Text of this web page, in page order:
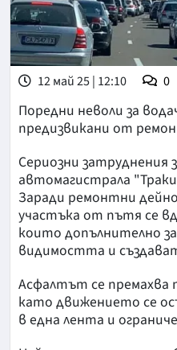
12 май 25 | 12:10 0
Поредни неволи за
предизвикани от
Сериозни
автомагистрала
Заради ремонтни
участъка от пътя се
които допълнително
видимостта и
Асфалтът се премахва
като движението се
в една лента и